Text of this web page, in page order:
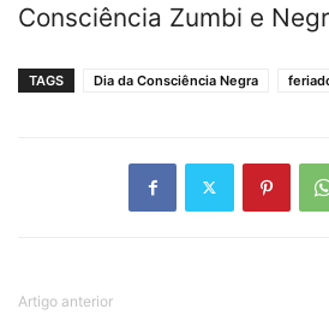
Consciência Zumbi e
TAGS Dia da Consciência Negra
Artigo anterior